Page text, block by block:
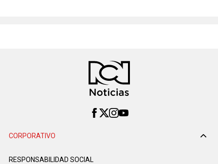
CORPORATIVO
RESPONSABILIDAD SOCIAL